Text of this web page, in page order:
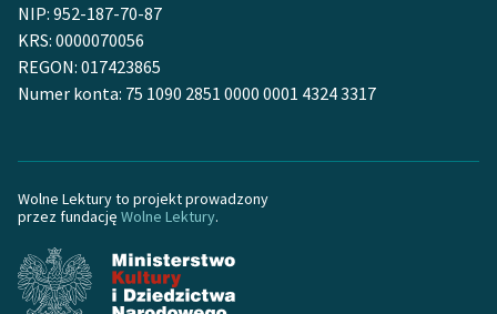
NIP: 952-187-70-87
KRS: 0000070056
REGON: 017423865
Numer konta: 75 1090 2851 0000 0001 4324 3317
Wolne Lektury to projekt prowadzony
przez fundację Wolne Lektury.